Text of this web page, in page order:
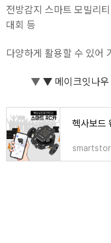
전방감지 스마트 모빌리
대회 등
다양하게 활용할 수 있어
▼▼ 메이크잇나